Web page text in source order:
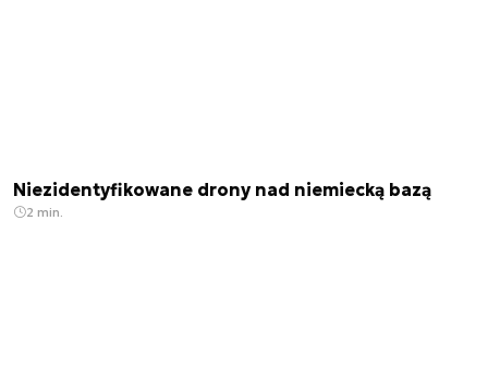
Niezidentyfikowane drony nad niemiecką bazą
2 min.